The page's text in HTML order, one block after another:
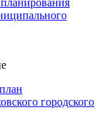
городского